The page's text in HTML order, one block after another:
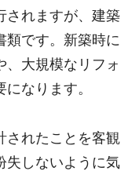
されますが、建築
類です。新築時に
、大規模なリフォ
なります。
されたことを客観
失しないように気